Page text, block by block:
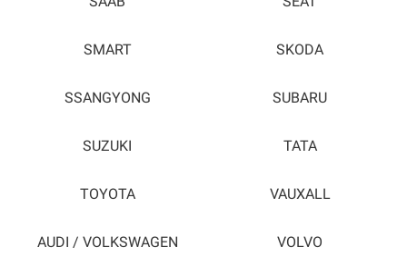
SMART SKODA
SSANGYONG SUBARU
SUZUKI TATA
TOYOTA VAUXALL
AUDI / VOLKSWAGEN VOLVO